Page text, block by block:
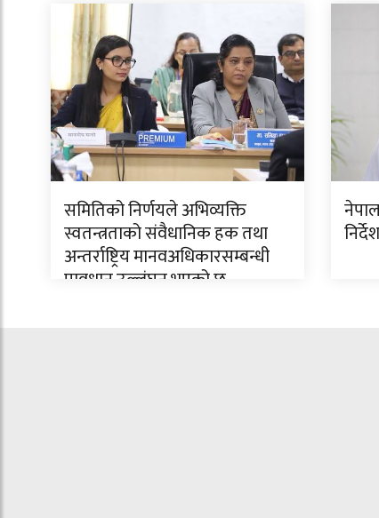
समितिको निर्णयले अभिव्यक्ति
स्वतन्त्रताको संवैधानिक हक तथा
अन्तर्राष्ट्रिय मानवअधिकारसम्बन्धी
प्रावधान उल्लंघन भएको छ